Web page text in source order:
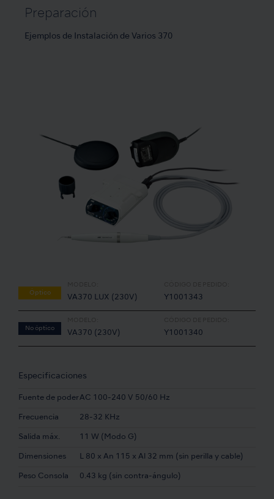
Preparación
Ejemplos de Instalación de Varios 370
Óptico
VA370 LUX (230V) Y1001343
No óptico
VA370 (230V) Y1001340
Especificaciones
Fuente de poderAC 100-240 V 50/60 Hz
Frecuencia 28-32 KHz
Salida máx. 11 W (Modo G)
Dimensiones L 80 x An 115 x Al 32 mm (sin perilla y cable)
Peso Consola 0.43 kg (sin contra-ángulo)